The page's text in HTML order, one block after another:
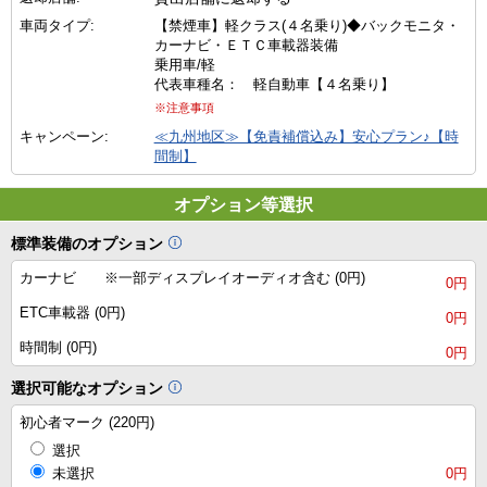
車両タイプ:
【禁煙車】軽クラス(４名乗り)◆バックモニタ・
カーナビ・ＥＴＣ車載器装備
乗用車/軽
代表車種名： 軽自動車【４名乗り】
※注意事項
キャンペーン:
≪九州地区≫【免責補償込み】安心プラン♪【時
間制】
オプション等選択
標準装備のオプション
カーナビ ※一部ディスプレイオーディオ含む (0円)
0円
ETC車載器 (0円)
0円
時間制 (0円)
0円
選択可能なオプション
初心者マーク (220円)
選択
未選択
0円